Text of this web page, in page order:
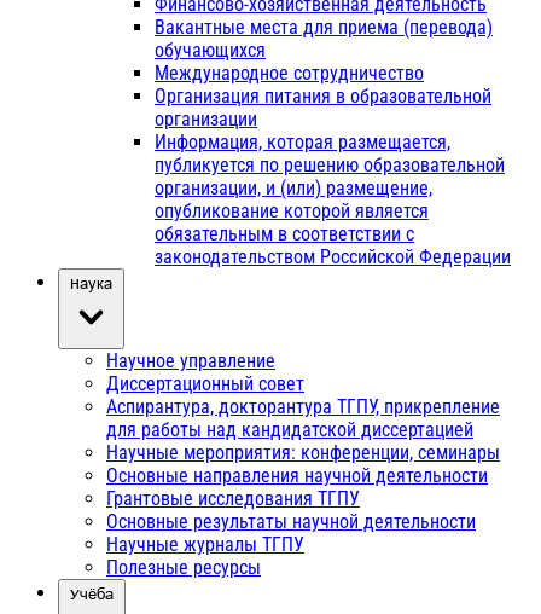
Финансово-хозяйственная деятельность
Вакантные места для приема (перевода)
обучающихся
Международное сотрудничество
Организация питания в образовательной
организации
Информация, которая размещается,
публикуется по решению образовательной
организации, и (или) размещение,
опубликование которой является
обязательным в соответствии с
законодательством Российской Федерации
Наука
Научное управление
Диссертационный совет
Аспирантура, докторантура ТГПУ, прикрепление
для работы над кандидатской диссертацией
Научные мероприятия: конференции, семинары
Основные направления научной деятельности
Грантовые исследования ТГПУ
Основные результаты научной деятельности
Научные журналы ТГПУ
Полезные ресурсы
Учёба